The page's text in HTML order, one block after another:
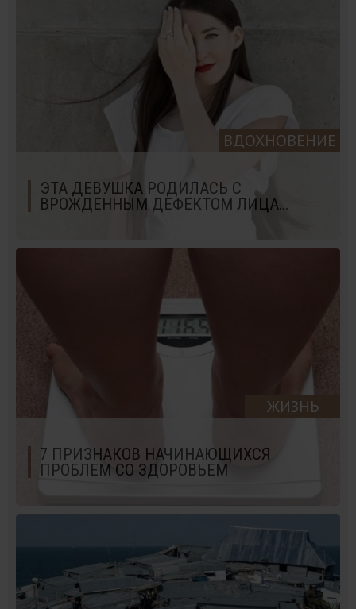
ВДОХНОВЕНИЕ
ЭТА ДЕВУШКА РОДИЛАСЬ С
ВРОЖДЕННЫМ ДЕФЕКТОМ ЛИЦА...
ЖИЗНЬ
7 ПРИЗНАКОВ НАЧИНАЮЩИХСЯ
ПРОБЛЕМ СО ЗДОРОВЬЕМ